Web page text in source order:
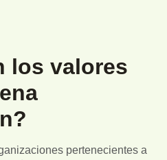
los valores
pertenecientes a